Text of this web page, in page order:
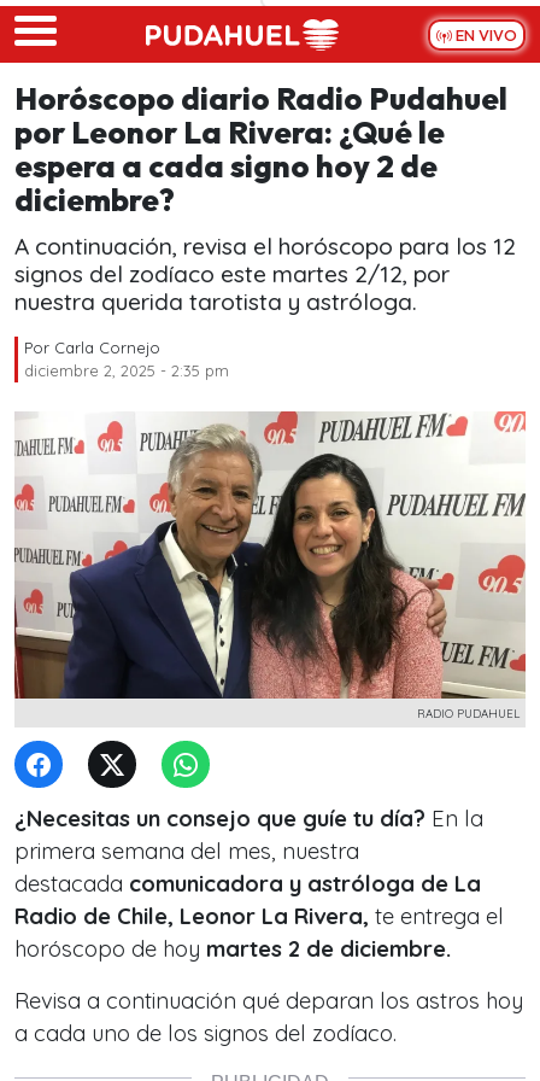
Skip to main content
EN VIVO
Horóscopo diario Radio Pudahuel
por Leonor La Rivera: ¿Qué le
espera a cada signo hoy 2 de
diciembre?
A continuación, revisa el horóscopo para los 12
signos del zodíaco este martes 2/12, por
nuestra querida tarotista y astróloga.
Por Carla Cornejo
diciembre 2, 2025 - 2:35 pm
RADIO PUDAHUEL
¿Necesitas un consejo que guíe tu día? En la
primera semana del mes, nuestra
destacada comunicadora y astróloga de La
Radio de Chile, Leonor La Rivera, te entrega el
horóscopo de hoy martes 2 de diciembre.
Revisa a continuación qué deparan los astros hoy
a cada uno de los signos del zodíaco.